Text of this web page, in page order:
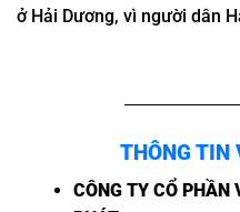
ở Hải Dương, vì người dân
THÔNG TIN
CÔNG TY CỔ PHẦN